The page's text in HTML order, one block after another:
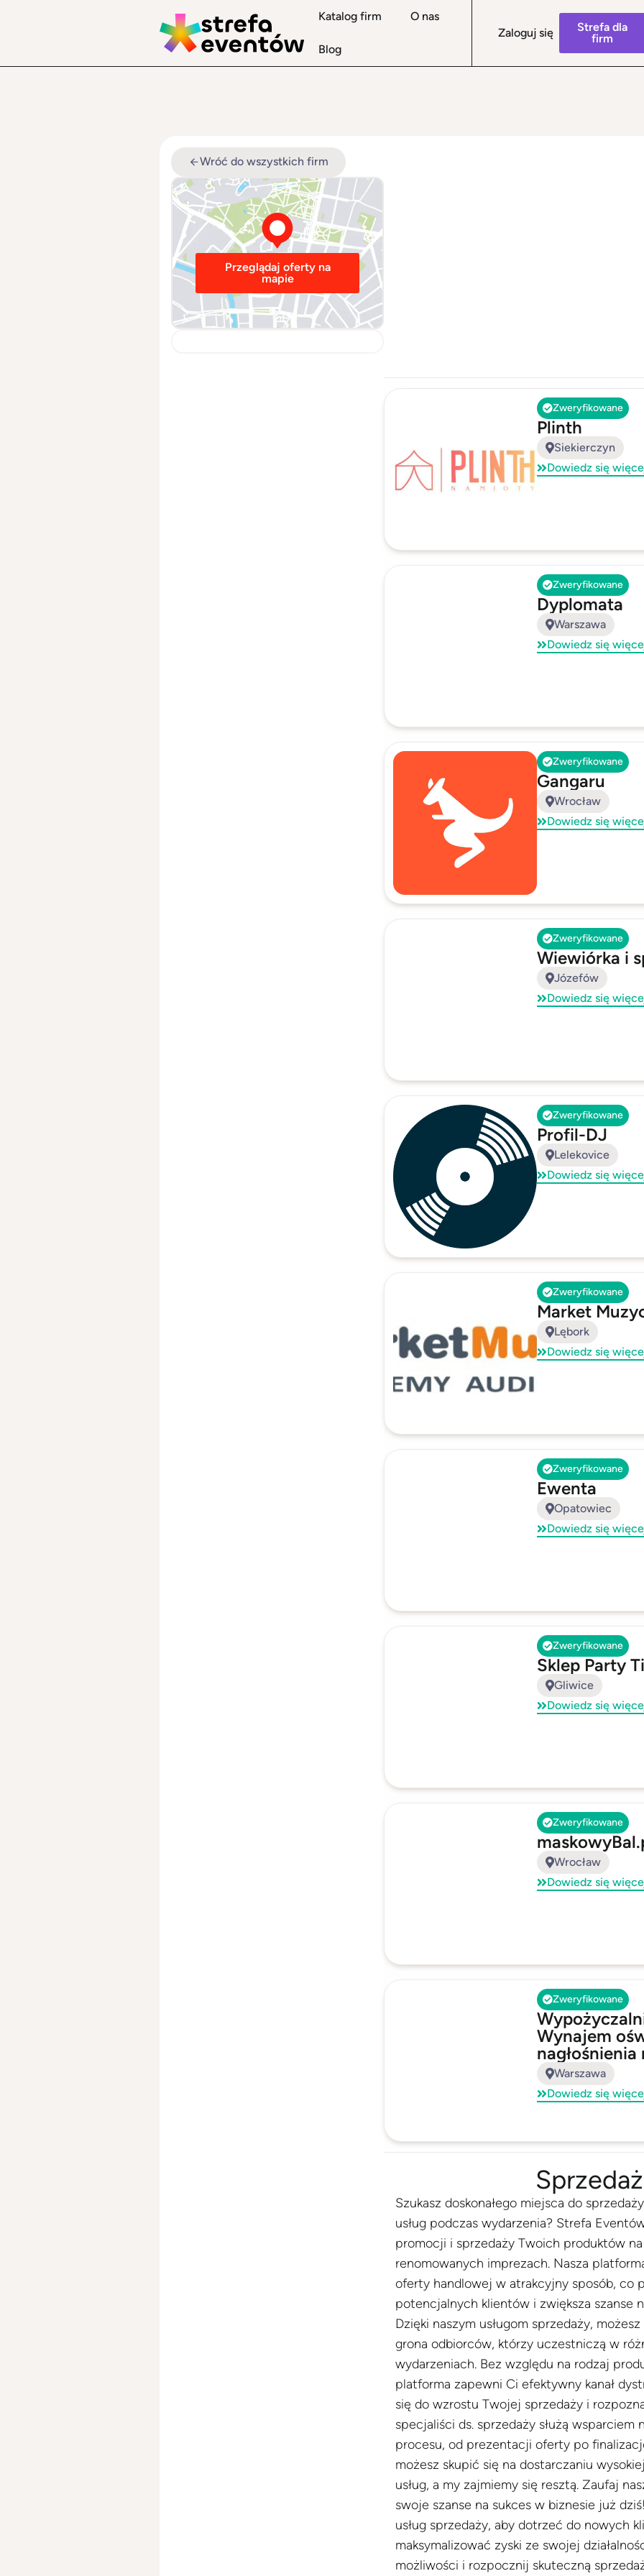
Katalog firm O nas
Blog
Zaloguj się
Strefa dla
firm
Wróć do wszystkich firm
Przeglądaj oferty na
mapie
Zweryfikowane
Plinth
Siekierczyn
Dowiedz się
Zweryfikowane
Dyplomata
Warszawa
Dowiedz się
Zweryfikowane
Gangaru
Wrocław
Dowiedz się
Zweryfikowane
Wiewiórka i
Józefów
Dowiedz się
Zweryfikowane
Profil-DJ
Lelekovice
Dowiedz się
Zweryfikowane
Market
Lębork
Dowiedz się
Zweryfikowane
Ewenta
Opatowiec
Dowiedz się
Zweryfikowane
Sklep Party
Gliwice
Dowiedz się
Zweryfikowane
Wrocław
Dowiedz się
Zweryfikowane
Wynajem
Warszawa
Dowiedz się
Sprzedaż
Szukasz doskonałego miejsca do
usług podczas wydarzenia? Strefa
promocji i sprzedaży Twoich produktów
renomowanych imprezach. Nasza
oferty handlowej w atrakcyjny sposób, co
potencjalnych klientów i zwiększa szanse
Dzięki naszym usługom sprzedaży,
grona odbiorców, którzy uczestniczą w
wydarzeniach. Bez względu na rodzaj
platforma zapewni Ci efektywny kanał
się do wzrostu Twojej sprzedaży i
specjaliści ds. sprzedaży służą wsparciem
procesu, od prezentacji oferty po
możesz skupić się na dostarczaniu
usług, a my zajmiemy się resztą. Zaufaj
swoje szanse na sukces w biznesie już
usług sprzedaży, aby dotrzeć do nowych
maksymalizować zyski ze swojej
możliwości i rozpocznij skuteczną